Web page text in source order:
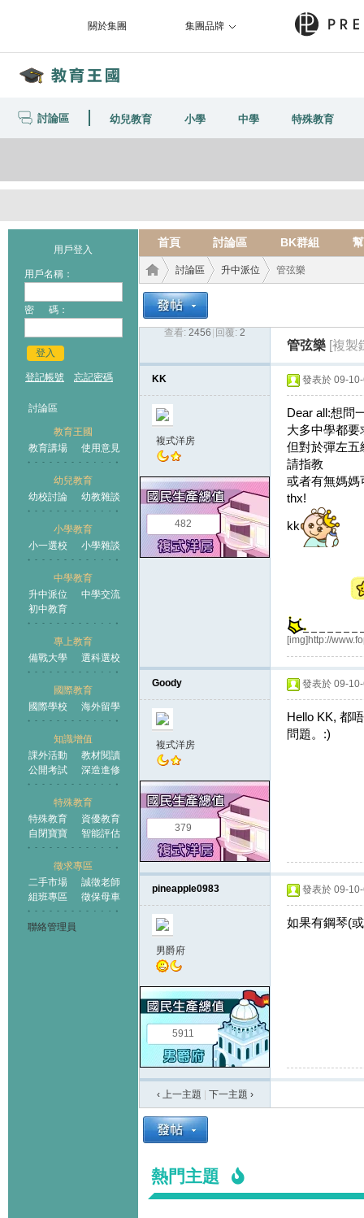
關於集團 集團品牌
討論區 幼兒教育 小學 中學 特殊教育
用戶登入
用戶名稱：
密 碼：
登入
登記帳號 忘記密碼
討論區
教育王國
教育講場
使用意見
幼兒教育
幼校討論
幼教雜談
小學教育
小一選校
小學雜談
中學教育
升中派位
中學交流
初中教育
專上教育
備戰大學
選科選校
國際教育
國際學校
海外留學
知識增值
課外活動
教材閱讀
公開考試
深造進修
特殊教育
特殊教育
資優教育
自閉寶寶
智能評估
徵求專區
二手市場
誠徵老師
組班專區
徵保母車
聯絡管理員
首頁 討論區 BK群組
王國
討論區
›
升中派位 管弦樂
查看: 2456 回覆: 2
管弦樂 [複製
KK
複式洋房
482
發表於 09-
Dear all:想問
大多中學都
但對於彈左五
請指教
或者有無媽媽
thx!
kk
[img]http://
Goody
複式洋房
379
發表於 09-
Hello KK, 都
問題。:)
pineapple0983
男爵府
5911
發表於 09-
如果有鋼琴(
‹ 上一主題 下一主題 ›
熱門主題